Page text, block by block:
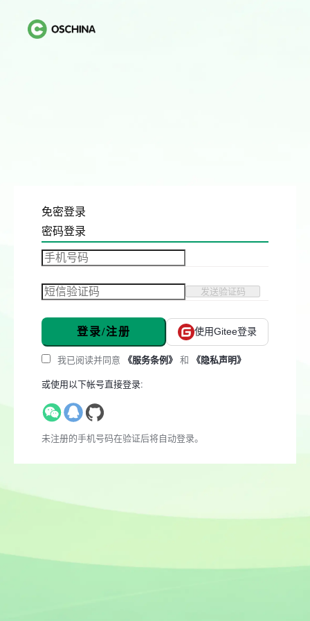
免密登录
密码登录
发送验证码
登录/注册 使用Gitee登录
我已阅读并同意 《服务条例》 和 《隐私声明》
或使用以下帐号直接登录:
未注册的手机号码在验证后将自动登录。